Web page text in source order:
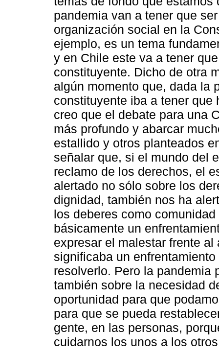
pandemia van a tener que
organización social en la
ejemplo, es un tema
y en Chile este va a tener
constituyente. Dicho de otra
algún momento que, dada la
constituyente iba a tener
creo que el debate para una
más profundo y abarcar
estallido y otros planteados
señalar que, si el mundo del
reclamo de los derechos, el
alertado no sólo sobre los
dignidad, también nos ha
los deberes como
básicamente un
expresar el malestar frente
significaba un
resolverlo. Pero la pandemia
también sobre la necesidad
oportunidad para que
para que se pueda
gente, en las personas,
cuidarnos los unos a los